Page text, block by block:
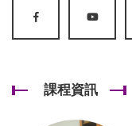
課程資訊